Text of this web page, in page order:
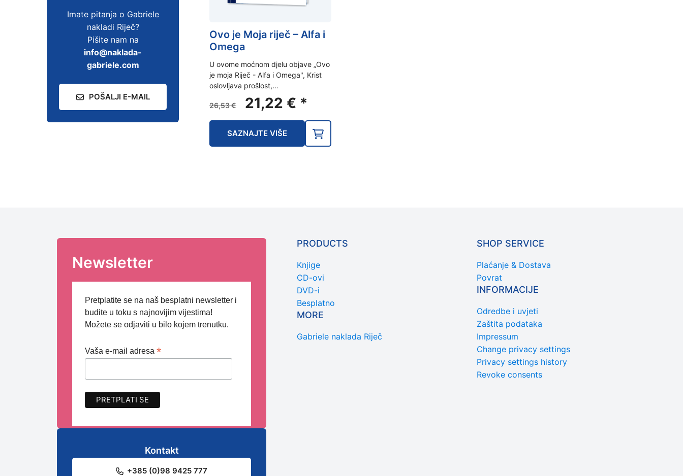
Ovo je Moja riječ – Alfa i
Omega
U ovome moćnom djelu objave „Ovo
je moja Riječ - Alfa i Omega", Krist
oslovljava prošlost,…
26,53€
Izvorna
cijena
bila
je:
21,22 € Trenutna
cijena
21,22 €.
*
SAZNAJTE VIŠE
Imate pitanja o Gabriele
nakladi Riječ?
Pišite nam na
info@naklada-
gabriele.com
POŠALJI E-MAIL
Newsletter
Pretplatite se na naš besplatni newsletter i
budite u toku s najnovijim vijestima!
Možete se odjaviti u bilo kojem trenutku.
Vaša e-mail adresa *
Kontakt
+385 (0)98 9425 777
PRODUCTS
Knjige
CD-ovi
DVD-i
Besplatno
MORE
Gabriele naklada Riječ
SHOP SERVICE
Plaćanje & Dostava
Povrat
INFORMACIJE
Odredbe i uvjeti
Zaštita podataka
Impressum
Change privacy settings
Privacy settings history
Revoke consents